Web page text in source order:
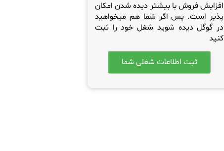
افزایش فروش با بیشتر دیده شدن امکان
پذیر است. پس اگر شما هم میخواهید
در گوگل دیده شوید شغل خود را ثبت
کنید